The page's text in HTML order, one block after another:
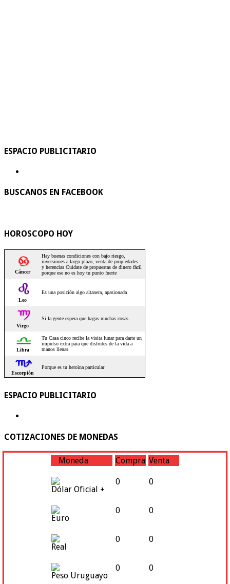
ESPACIO PUBLICITARIO
BUSCANOS EN FACEBOOK
HOROSCOPO HOY
ESPACIO PUBLICITARIO
COTIZACIONES DE MONEDAS
Moneda Compra Venta
Dólar Oficial +
0 0
Euro
0 0
Real
0 0
Peso Uruguayo
0 0